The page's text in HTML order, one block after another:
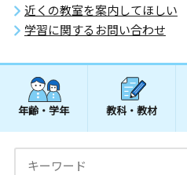
近くの教室を案内してほしい
学習に関するお問い合わせ
年齢・学年 教科・教材